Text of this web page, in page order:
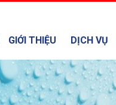
GIỚI THIỆU DỊCH VỤ